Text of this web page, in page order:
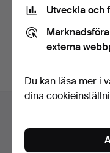
Kontakta support
Alla auktionshus
Utveckla och
externa
Du kan läsa mer i
dina